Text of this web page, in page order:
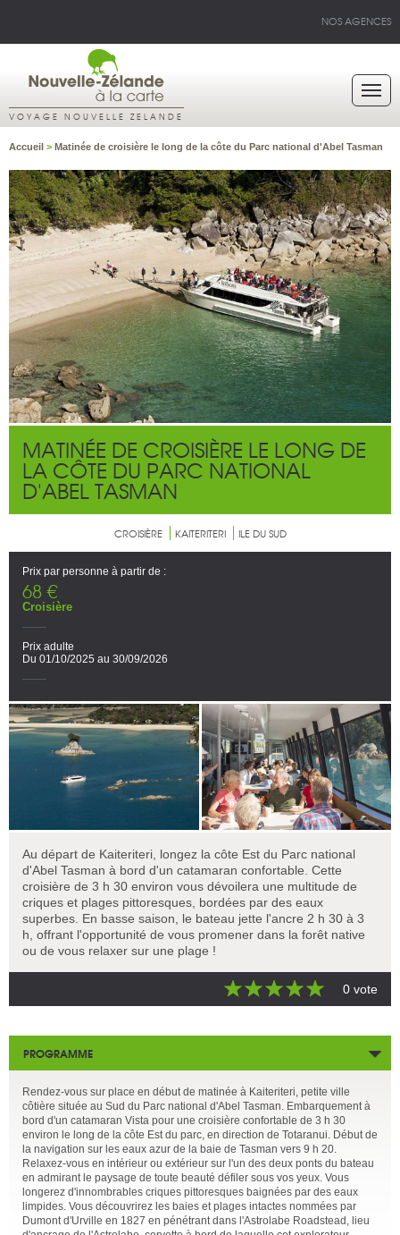
NOS AGENCES
VOYAGE NOUVELLE ZELANDE
Accueil > Matinée de croisière le long de la côte du Parc national d'Abel Tasman
MATINÉE DE CROISIÈRE LE LONG DE
LA CÔTE DU PARC NATIONAL
D'ABEL TASMAN
CROISIÈRE KAITERITERI ILE DU SUD
Prix par personne à partir de :
68 €
Croisière
Prix adulte
Du 01/10/2025 au 30/09/2026
Au départ de Kaiteriteri, longez la côte Est du Parc national
d'Abel Tasman à bord d'un catamaran confortable. Cette
croisière de 3 h 30 environ vous dévoilera une multitude de
criques et plages pittoresques, bordées par des eaux
superbes. En basse saison, le bateau jette l'ancre 2 h 30 à 3
h, offrant l'opportunité de vous promener dans la forêt native
ou de vous relaxer sur une plage !
0 vote
PROGRAMME
Rendez-vous sur place en début de matinée à Kaiteriteri, petite ville
côtière située au Sud du Parc national d'Abel Tasman. Embarquement à
bord d'un catamaran Vista pour une croisière confortable de 3 h 30
environ le long de la côte Est du parc, en direction de Totaranui. Début de
la navigation sur les eaux azur de la baie de Tasman vers 9 h 20.
Relaxez-vous en intérieur ou extérieur sur l'un des deux ponts du bateau
en admirant le paysage de toute beauté défiler sous vos yeux. Vous
longerez d'innombrables criques pittoresques baignées par des eaux
limpides. Vous découvrirez les baies et plages intactes nommées par
Dumont d'Urville en 1827 en pénétrant dans l'Astrolabe Roadstead, lieu